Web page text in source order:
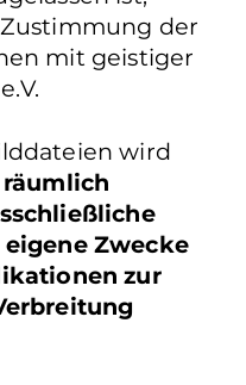
der
mit geistiger
wird
Zwecke
zur